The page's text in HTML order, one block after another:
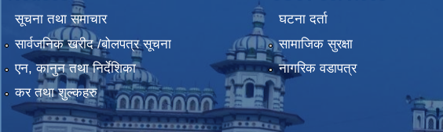
सूचना तथा समाचार
सार्वजनिक खरीद /बोलपत्र सूचना
एन, कानुन तथा निर्देशिका
कर तथा शुल्कहरु
घटना दर्ता
सामाजिक सुरक्षा
नागरिक वडापत्र